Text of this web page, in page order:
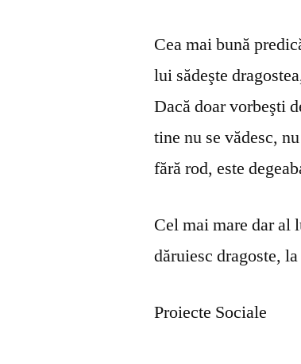
Cea mai bună
lui sădeşte
Dacă doar vorbeşti
tine nu se vă­desc,
fără rod, este
Cel mai mare dar al
dăruiesc dragoste,
Proiecte Sociale